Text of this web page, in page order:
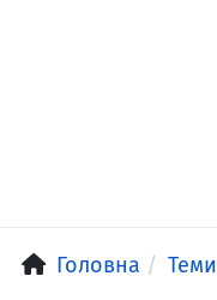
Головна Теми